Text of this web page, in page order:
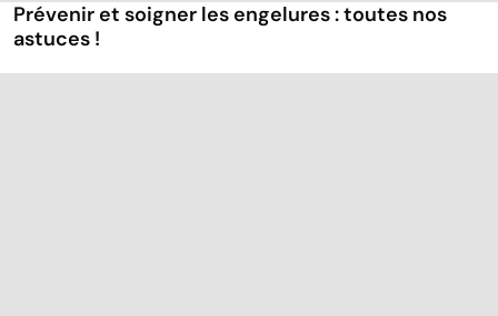
Prévenir et soigner les engelures : toutes nos
astuces !